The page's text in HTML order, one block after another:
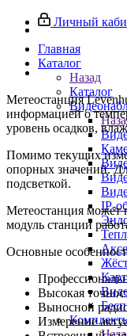
Личный
Главная
Каталог
Назад
Каталог
IP-
Метеостанция
информацией о
уровень осадков,
Помимо текущих
опорных значений.
подсветкой.
Метеостанция может
модуль станции
Основные
Высокая
Выносной
Измерение